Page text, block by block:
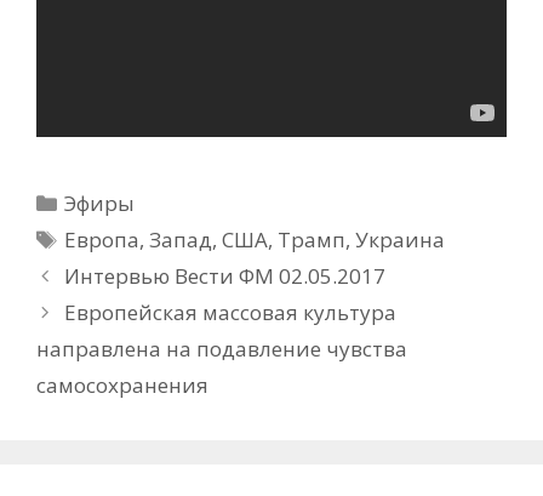
Рубрики
Эфиры
Метки
Европа,Запад,США, Трамп,Украина
Интервью Вести ФМ 02.05.2017
Европейская массовая культура
направлена на подавление чувства
самосохранения